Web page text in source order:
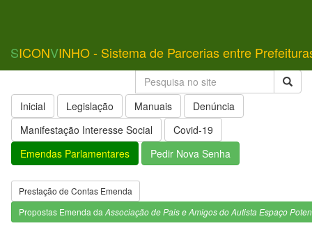
SICONVINHO - Sistema de Parcerias entre
Inicial Legislação Manuais
Denúncia
Manifestação Interesse Social
Covid-19
Emendas Parlamentares
Pedir Nova Senha
Prestação de Contas Emenda
Propostas Emenda da Associação de Pais e Amigos do Autista Espaço